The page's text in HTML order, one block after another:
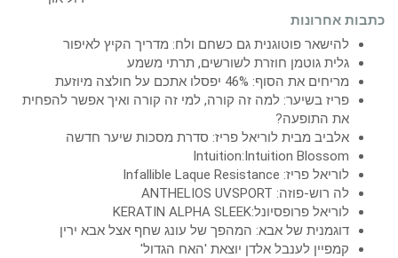
כתבות אחרונות
להישאר פוטוגנית גם כשחם ולח: מדריך הקיץ לאיפור
גלית גוטמן חוזרת לשורשים, תרתי משמע
מריחים את הסוף: 46% יפסלו אתכם על חולצה מיוזעת
פריז בשיער: למה זה קורה, למי זה קורה ואיך אפשר להפחית
את התופעה?
אלביב מבית לוריאל פריז: סדרת מסכות שיער חדשה
Intuition:Intuition Blossom
לוריאל פריז: Infallible Laque Resistance
לה רוש-פוזה: ANTHELIOS UVSPORT
לוריאל פרופסיונל:KERATIN ALPHA SLEEK
דוגמנית של אבא: המהפך של עונג שחף אצל אבא ירין
קמפיין לענבל אלדן יוצאת 'האח הגדול'